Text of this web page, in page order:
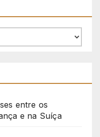
entre os
e na Suíça